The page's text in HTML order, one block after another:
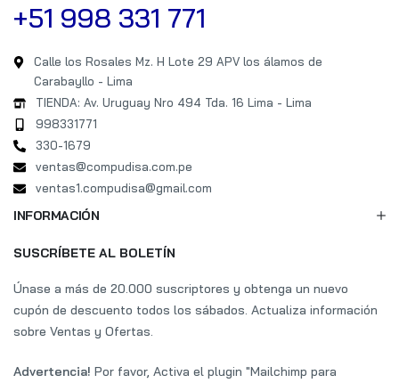
+51 998 331 771
Calle los Rosales Mz. H Lote 29 APV los álamos de
Carabayllo - Lima
TIENDA: Av. Uruguay Nro 494 Tda. 16 Lima - Lima
998331771
330-1679
ventas@compudisa.com.pe
ventas1.compudisa@gmail.com
INFORMACIÓN
SUSCRÍBETE AL BOLETÍN
Únase a más de 20.000 suscriptores y obtenga un nuevo
cupón de descuento todos los sábados. Actualiza información
sobre Ventas y Ofertas.
Advertencia! Por favor, Activa el plugin "Mailchimp para